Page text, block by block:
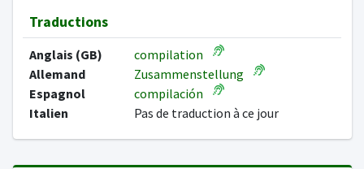
Traductions
Anglais (GB)
compilation
Allemand
Zusammenstellung
Espagnol
compilación
Italien
Pas de traduction à ce jour